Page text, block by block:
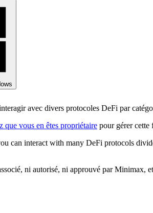
avec divers protocoles DeFi par
que vous en êtes propriétaire pour gérer cette
can interact with many DeFi protocols
ni autorisé, ni approuvé par Minimax,